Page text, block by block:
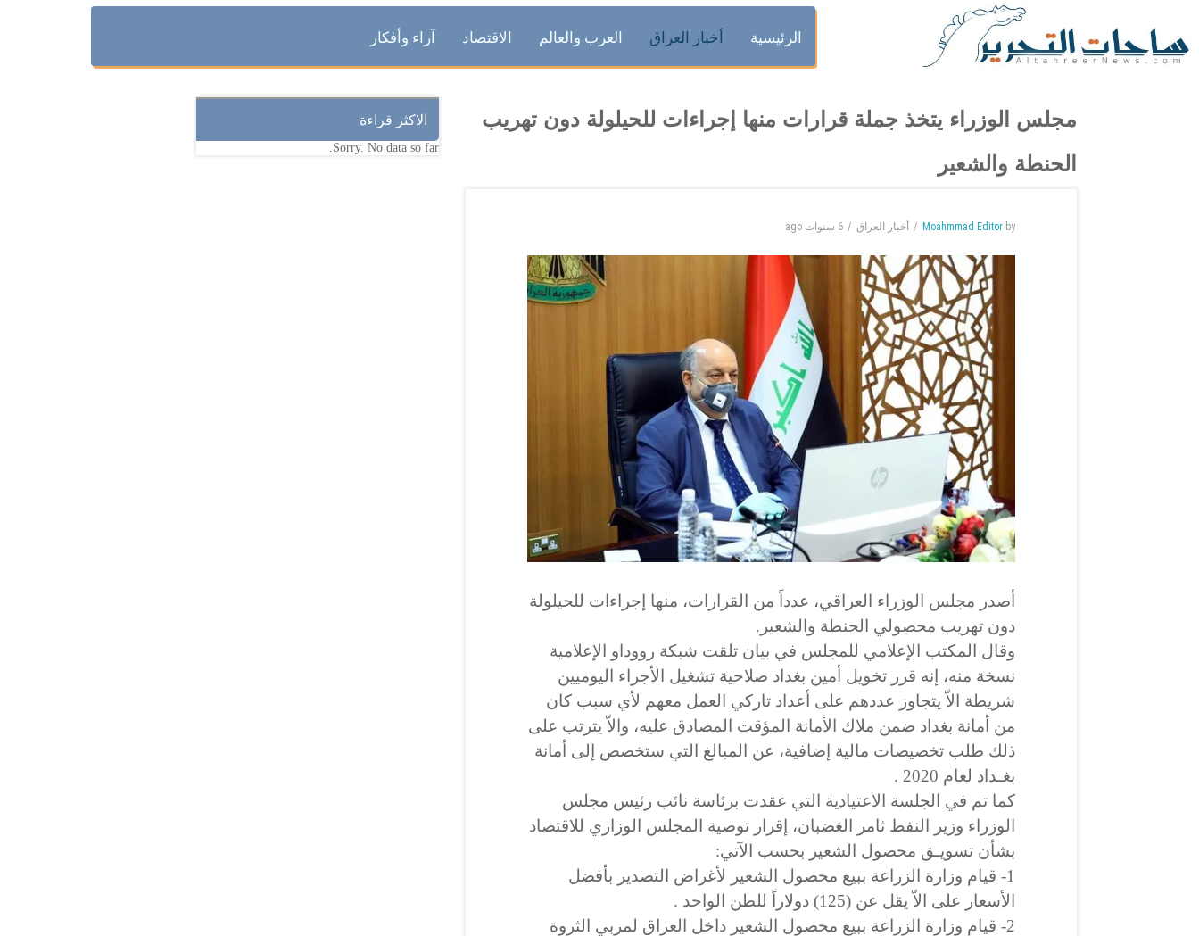
الرئيسية أخبار العراق العرب والعالم الاقتصاد آراء وأفكار
مجلس الوزراء يتخذ جملة قرارات منها إجراءات للحيلولة دون تهريب
الحنطة والشعير
by
Moahmmad Editor أخبار العراق 6 سنوات ago
أصدر مجلس الوزراء العراقي، عدداً من القرارات، منها إجراءات للحيلولة
دون تهريب محصولي الحنطة والشعير.
وقال المكتب الإعلامي للمجلس في بيان تلقت شبكة رووداو الإعلامية
نسخة منه، إنه قرر تخويل أمين بغداد صلاحية تشغيل الأجراء اليوميين
شريطة الاّ يتجاوز عددهم على أعداد تاركي العمل معهم لأي سبب كان
من أمانة بغداد ضمن ملاك الأمانة المؤقت المصادق عليه، والاّ يترتب على
ذلك طلب تخصيصات مالية إضافية، عن المبالغ التي ستخصص إلى أمانة
بغـداد لعام 2020 .
كما تم في الجلسة الاعتيادية التي عقدت برئاسة نائب رئيس مجلس
الوزراء وزير النفط ثامر الغضبان، إقرار توصية المجلس الوزاري للاقتصاد
بشأن تسويـق محصول الشعير بحسب الآتي:
1- قيام وزارة الزراعة ببيع محصول الشعير لأغراض التصدير بأفضل
الأسعار على الاّ يقل عن (125) دولاراً للطن الواحد .
2- قيام وزارة الزراعة ببيع محصول الشعير داخل العراق لمربي الثروة
الاكثر قراءة
Sorry. No data so far.